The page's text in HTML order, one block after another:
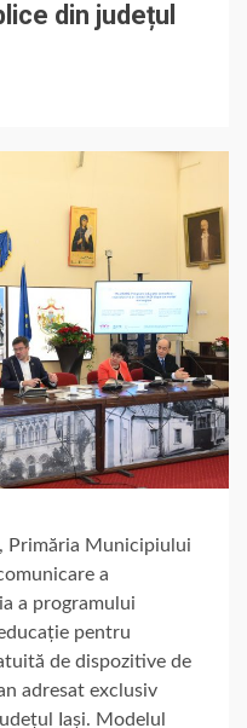
din județul
Primăria Municipiului
a
a programului
pentru
de dispozitive de
adresat exclusiv
Iași. Modelul